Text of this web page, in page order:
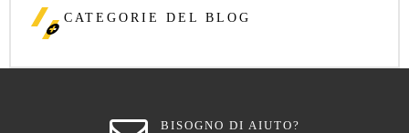
CATEGORIE DEL BLOG
BISOGNO DI AIUTO?